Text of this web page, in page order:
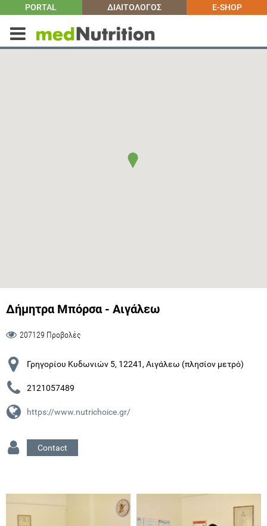
PORTAL ΔΙΑΙΤΟΛΟΓΟΣ E-SHOP
Δήμητρα Μπόρσα - Αιγάλεω
207129 Προβολές
Γρηγορίου Κυδωνιών 5, 12241, Αιγάλεω (πλησίον μετρό)
2121057489
https://www.nutrichoice.gr/
Contact